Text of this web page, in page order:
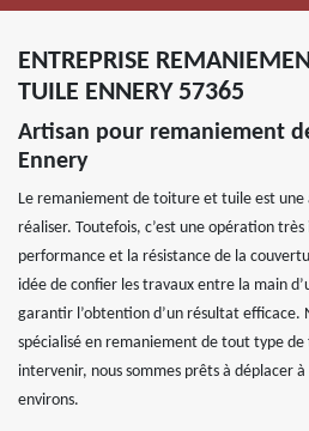
ENTREPRISE
TUILE ENNERY 57365
Artisan pour remaniement
Ennery
Le remaniement de toiture et tuile est une
réaliser. Toutefois, c’est une opération
performance et la résistance de la
idée de confier les travaux entre la main
garantir l’obtention d’un résultat efficace.
spécialisé en remaniement de tout type
intervenir, nous sommes prêts à déplacer
environs.